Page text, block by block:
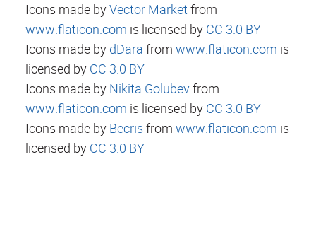
Icons made byVector Marketfrom
www.flaticon.com is licensed by CC 3.0 BY
Icons made by dDara from www.flaticon.com is
licensed by CC 3.0 BY
Icons made by Nikita Golubevfrom
www.flaticon.com is licensed by CC 3.0 BY
Icons made by Becris from www.flaticon.com is
licensed by CC 3.0 BY